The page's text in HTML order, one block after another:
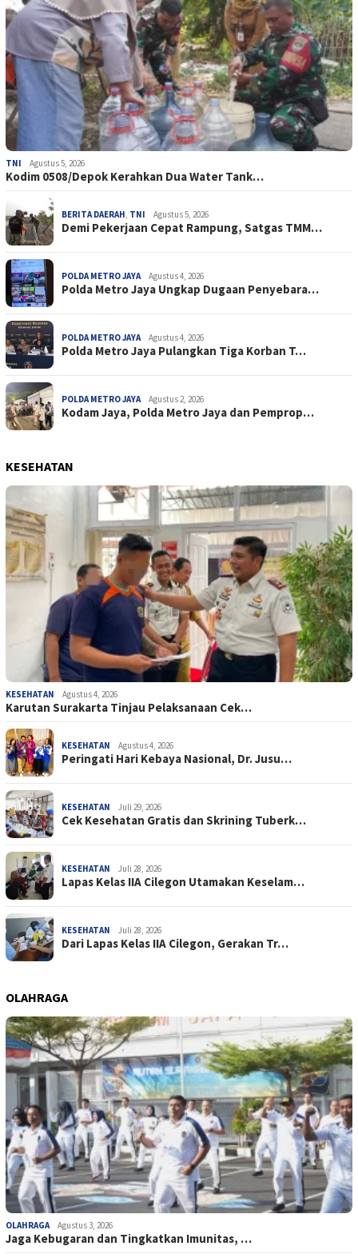
TNI Agustus 5, 2026
Kodim 0508/Depok Kerahkan Dua Water Tank…
BERITA DAERAH, TNI Agustus 5, 2026
Demi Pekerjaan Cepat Rampung, Satgas TMM…
POLDA METRO JAYA Agustus 4, 2026
Polda Metro Jaya Ungkap Dugaan Penyebara…
POLDA METRO JAYA Agustus 4, 2026
Polda Metro Jaya Pulangkan Tiga Korban T…
POLDA METRO JAYA Agustus 2, 2026
Kodam Jaya, Polda Metro Jaya dan Pemprop…
KESEHATAN
KESEHATAN Agustus 4, 2026
Karutan Surakarta Tinjau Pelaksanaan Cek…
KESEHATAN Agustus 4, 2026
Peringati Hari Kebaya Nasional, Dr. Jusu…
KESEHATAN Juli 29, 2026
Cek Kesehatan Gratis dan Skrining Tuberk…
KESEHATAN Juli 28, 2026
Lapas Kelas IIA Cilegon Utamakan Keselam…
KESEHATAN Juli 28, 2026
Dari Lapas Kelas IIA Cilegon, Gerakan Tr…
OLAHRAGA
OLAHRAGA Agustus 3, 2026
Jaga Kebugaran dan Tingkatkan Imunitas, …